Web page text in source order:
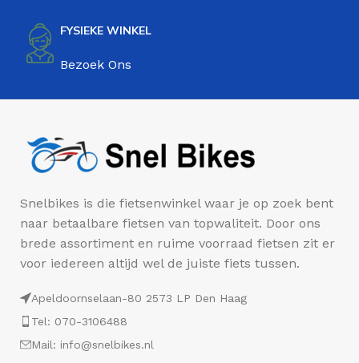
FYSIEKE WINKEL
Bezoek Ons
Snelbikes is die fietsenwinkel waar je op zoek bent
naar betaalbare fietsen van topwaliteit. Door ons
brede assortiment en ruime voorraad fietsen zit er
voor iedereen altijd wel de juiste fiets tussen.
Apeldoornselaan-80 2573 LP Den Haag
Tel: 070-3106488
Mail: info@snelbikes.nl